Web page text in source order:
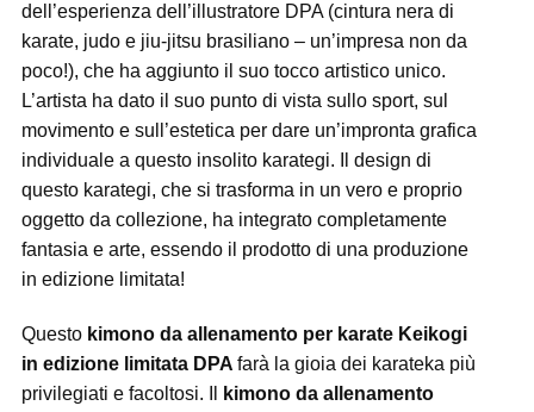
dell’esperienza dell’illustratore DPA (cintura nera di
karate, judo e jiu-jitsu brasiliano – un’impresa non da
poco!), che ha aggiunto il suo tocco artistico unico.
L’artista ha dato il suo punto di vista sullo sport, sul
movimento e sull’estetica per dare un’impronta grafica
individuale a questo insolito karategi. Il design di
questo karategi, che si trasforma in un vero e proprio
oggetto da collezione, ha integrato completamente
fantasia e arte, essendo il prodotto di una produzione
in edizione limitata!
Questo kimono da allenamento per karate Keikogi
in edizione limitata DPA farà la gioia dei karateka più
privilegiati e facoltosi. Il
kimono da allenamento